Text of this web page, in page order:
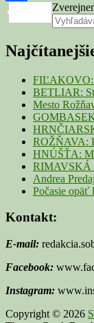
Link
Share
Primary
Sidebar
Widget
Area
Search
for:
FIĽAKOVO:
BETLIAR:
Mesto
ROŽŇAVA:
HNÚŠŤA:
RIMAVSKÁ
Andrea
Počasie opäť
Kontakt:
E-mail:
Facebook:
Instagram:
Copyright © 2026